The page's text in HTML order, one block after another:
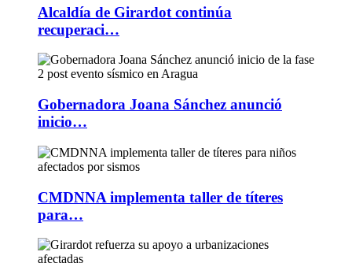
Alcaldía de Girardot continúa
recuperaci…
Gobernadora Joana Sánchez anunció
inicio…
CMDNNA implementa taller de títeres
para…